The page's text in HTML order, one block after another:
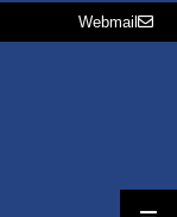
Webmail